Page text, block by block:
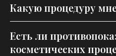
Какую процедуру
Есть ли
косметических